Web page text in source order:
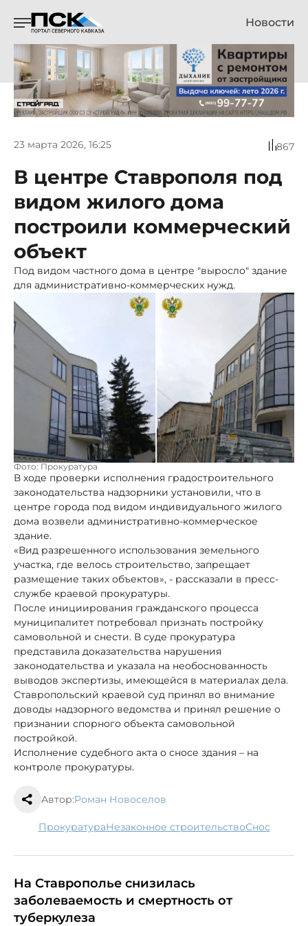
Новости
23 марта 2026, 16:25 867
В центре Ставрополя под
видом жилого дома
построили коммерческий
объект
Под видом частного дома в центре "выросло" здание
для административно-коммерческих нужд.
Фото: Прокуратура
В ходе проверки исполнения градостроительного
законодательства надзорники установили, что в
центре города под видом индивидуального жилого
дома возвели административно-коммерческое
здание.
«Вид разрешенного использования земельного
участка, где велось строительство, запрещает
размещение таких объектов», - рассказали в пресс-
службе краевой прокуратуры.
После инициирования гражданского процесса
муниципалитет потребовал признать постройку
самовольной и снести. В суде прокуратура
представила доказательства нарушения
законодательства и указала на необоснованность
выводов экспертизы, имеющейся в материалах дела.
Ставропольский краевой суд принял во внимание
доводы надзорного ведомства и принял решение о
признании спорного объекта самовольной
постройкой.
Исполнение судебного акта о сносе здания – на
контроле прокуратуры.
Автор:Роман Новоселов
прокуратура незаконное строительство снос
На Ставрополье снизилась
заболеваемость и смертность от
туберкулеза